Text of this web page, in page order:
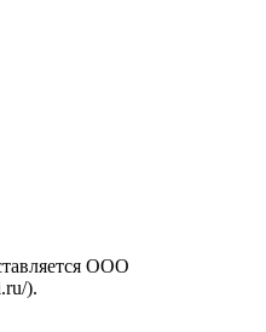
ООО
).